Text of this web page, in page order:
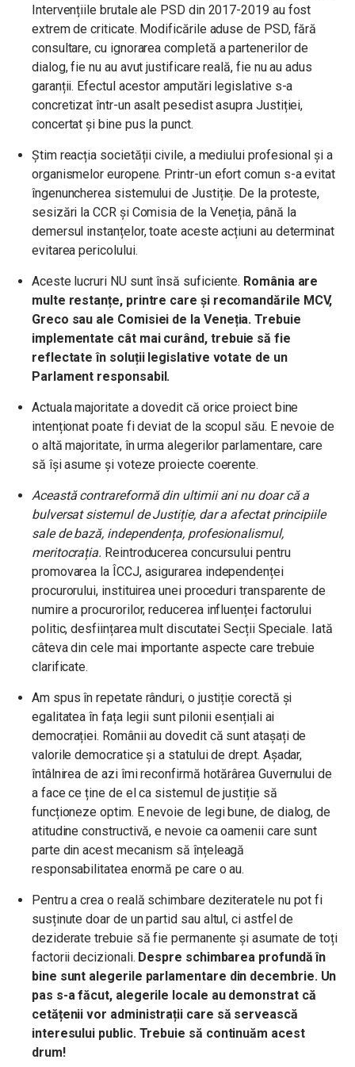
Intervențiile brutale ale PSD din 2017-2019 au fost
extrem de criticate. Modificările aduse de PSD, fără
consultare, cu ignorarea completă a partenerilor de
dialog, fie nu au avut justificare reală, fie nu au adus
garanții. Efectul acestor amputări legislative s-a
concretizat într-un asalt pesedist asupra Justiției,
concertat și bine pus la punct.
Știm reacția societății civile, a mediului profesional și a
organismelor europene. Printr-un efort comun s-a evitat
îngenuncherea sistemului de Justiție. De la proteste,
sesizări la CCR și Comisia de la Veneția, până la
demersul instanțelor, toate aceste acțiuni au determinat
evitarea pericolului.
Aceste lucruri NU sunt însă suficiente. România are
multe restanțe, printre care și recomandările MCV,
Greco sau ale Comisiei de la Veneția. Trebuie
implementate cât mai curând, trebuie să fie
reflectate în soluții legislative votate de un
Parlament responsabil.
Actuala majoritate a dovedit că orice proiect bine
intenționat poate fi deviat de la scopul său. E nevoie de
o altă majoritate, în urma alegerilor parlamentare, care
să își asume și voteze proiecte coerente.
Această contrareformă din ultimii ani nu doar că a
bulversat sistemul de Justiție, dar a afectat principiile
sale de bază, independența, profesionalismul,
meritocrația. Reintroducerea concursului pentru
promovarea la ÎCCJ, asigurarea independenței
procurorului, instituirea unei proceduri transparente de
numire a procurorilor, reducerea influenței factorului
politic, desființarea mult discutatei Secții Speciale. Iată
câteva din cele mai importante aspecte care trebuie
clarificate.
Am spus în repetate rânduri, o justiție corectă și
egalitatea în fața legii sunt pilonii esențiali ai
democrației. Românii au dovedit că sunt atașați de
valorile democratice și a statului de drept. Așadar,
întâlnirea de azi îmi reconfirmă hotărârea Guvernului de
a face ce ține de el ca sistemul de justiție să
funcționeze optim. E nevoie de legi bune, de dialog, de
atitudine constructivă, e nevoie ca oamenii care sunt
parte din acest mecanism să înțeleagă
responsabilitatea enormă pe care o au.
Pentru a crea o reală schimbare deziteratele nu pot fi
susținute doar de un partid sau altul, ci astfel de
deziderate trebuie să fie permanente și asumate de toți
factorii decizionali. Despre schimbarea profundă în
bine sunt alegerile parlamentare din decembrie. Un
pas s-a făcut, alegerile locale au demonstrat că
cetățenii vor administrații care să servească
interesului public. Trebuie să continuăm acest
drum!